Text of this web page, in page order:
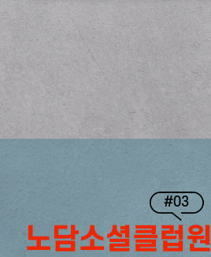
#03
노담소셜클럽원